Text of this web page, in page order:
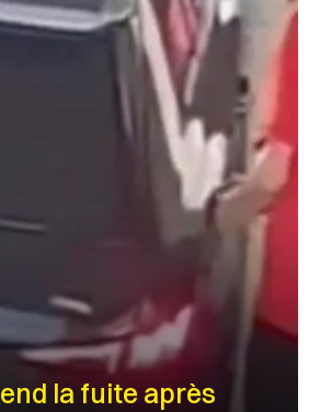
la fuite après